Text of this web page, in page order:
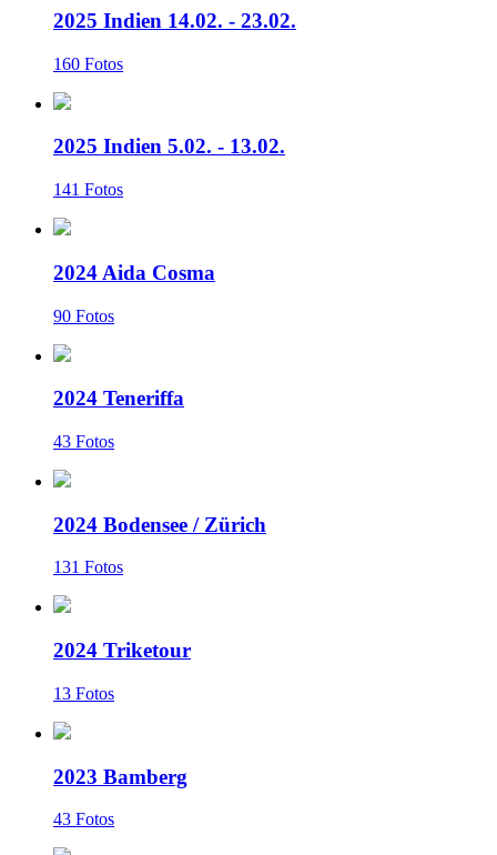
2025 Indien 14.02. - 23.02.
160 Fotos
2025 Indien 5.02. - 13.02.
141 Fotos
2024 Aida Cosma
90 Fotos
2024 Teneriffa
43 Fotos
2024 Bodensee / Zürich
131 Fotos
2024 Triketour
13 Fotos
2023 Bamberg
43 Fotos